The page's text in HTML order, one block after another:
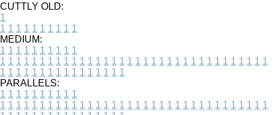
CUTTLY OLD:
1
1 1 1 1 1 1 1 1 1 1
MEDIUM:
1 1 1 1 1 1 1 1 1 1
1 1 1 1 1 1 1 1 1 1 1 1 1 1 1 1 1 1 1 1 1 1 1 1 1 1 1 1 1 1 1 1 1 1
1 1 1 1 1 1 1 1 1 1 1 1 1 1 1 1
PARALLELS:
1 1 1 1 1 1 1 1 1 1
1 1 1 1 1 1 1 1 1 1 1 1 1 1 1 1 1 1 1 1 1 1 1 1 1 1 1 1 1 1 1 1 1 1